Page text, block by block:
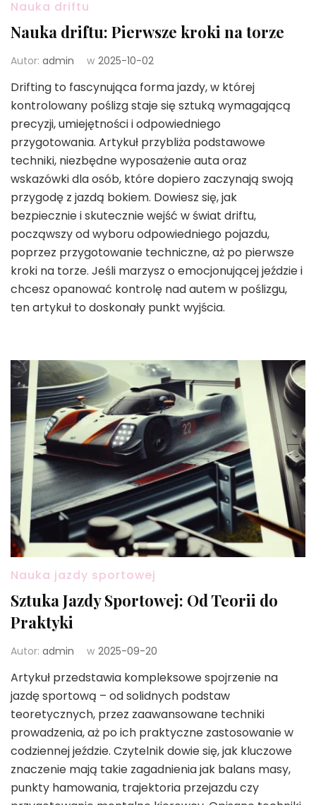
Nauka driftu
Nauka driftu: Pierwsze kroki na torze
Autor: admin w 2025-10-02
Drifting to fascynująca forma jazdy, w której
kontrolowany poślizg staje się sztuką wymagającą
precyzji, umiejętności i odpowiedniego
przygotowania. Artykuł przybliża podstawowe
techniki, niezbędne wyposażenie auta oraz
wskazówki dla osób, które dopiero zaczynają swoją
przygodę z jazdą bokiem. Dowiesz się, jak
bezpiecznie i skutecznie wejść w świat driftu,
począwszy od wyboru odpowiedniego pojazdu,
poprzez przygotowanie techniczne, aż po pierwsze
kroki na torze. Jeśli marzysz o emocjonującej jeździe i
chcesz opanować kontrolę nad autem w poślizgu,
ten artykuł to doskonały punkt wyjścia.
Nauka jazdy sportowej
Sztuka Jazdy Sportowej: Od Teorii do
Praktyki
Autor: admin w 2025-09-20
Artykuł przedstawia kompleksowe spojrzenie na
jazdę sportową – od solidnych podstaw
teoretycznych, przez zaawansowane techniki
prowadzenia, aż po ich praktyczne zastosowanie w
codziennej jeździe. Czytelnik dowie się, jak kluczowe
znaczenie mają takie zagadnienia jak balans masy,
punkty hamowania, trajektoria przejazdu czy